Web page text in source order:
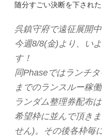
随分すごい決断を下され
呉鎮守府で遠征展開
今週8/8(金)より、い
す！
同Phaseではランチ
までのランスルー稼働
ランダム整理券配布
希望枠に並んで頂き
せん)。その後各枠毎